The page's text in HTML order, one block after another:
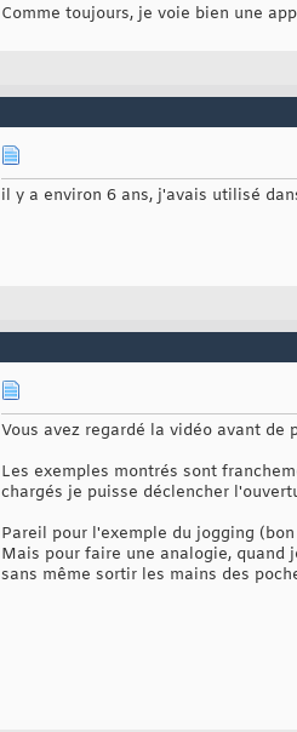
Comme toujours, je voie bien une
il y a environ 6 ans, j'avais utilisé
Vous avez regardé la vidéo avant de
Les exemples montrés sont
chargés je puisse déclencher
Pareil pour l'exemple du jogging
Mais pour faire une analogie, quand
sans même sortir les mains des